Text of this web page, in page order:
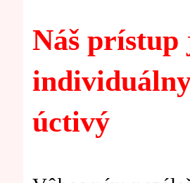
Náš prístup
úctivý